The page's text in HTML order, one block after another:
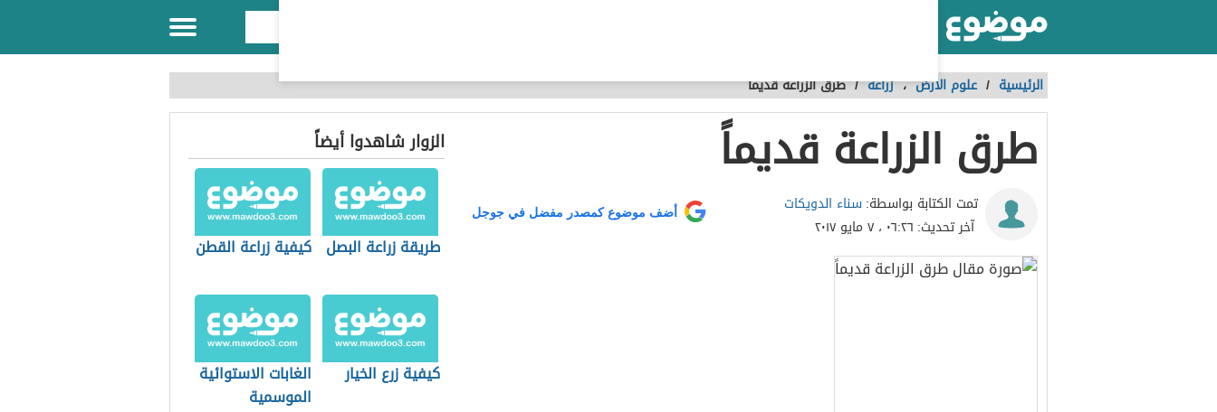
الرئيسية / علوم الأرض،زراعة /طرق الزراعة قديماً
طرق الزراعة قديماً
تمت الكتابة بواسطة:سناء الدويكات
آخر تحديث: ٠٦:٢٦ ، ٧ مايو ٢٠١٧
أضف موضوع كمصدر مفضل في جوجل
الزوار شاهدوا أيضاً
طريقة زراعة البصل كيفية زراعة القطن
كيفية زرع الخيار
الغابات الاستوائية
الموسمية